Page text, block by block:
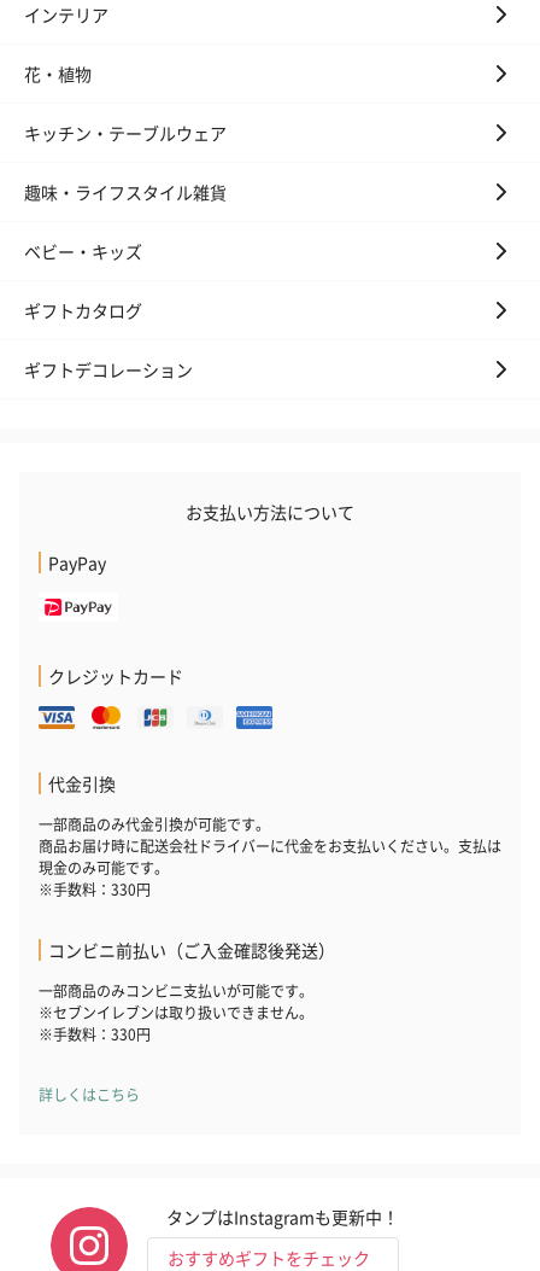
（ブルー）（748円）
【Thank you
ハンドタオル・ハンカチを同梱してお届けいたします。ギフトへ
花束ハンドタオル（ピ
花束ハンドタオル（ブ
キャンドル・お香を同梱してお届けいたします。
ンセンススティック
（END）（880円）
ンセンススティック
（St.OSMANTHUS）
（880円）
おつまみ・その他
インテリア
花・植物
キッチン・テーブルウェア
趣味・ライフスタイル雑貨
ベビー・キッズ
ギフトカタログ
ギフトデコレーション
お支払い方法について
PayPay
クレジットカード
代金引換
一部商品のみ代金引換が可能です。
商品お届け時に配送会社ドライバーに代金をお支払いください。支払は
現金のみ可能です。
※手数料：330円
コンビニ前払い（ご入金確認後発送）
一部商品のみコンビニ支払いが可能です。
※セブンイレブンは取り扱いできません。
※手数料：330円
詳しくはこちら
タンプはInstagramも更新中！
おすすめギフトをチェック